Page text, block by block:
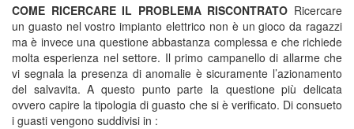
COME RICERCARE IL PROBLEMA RISCONTRATO Ricercare
un guasto nel vostro impianto elettrico non è un gioco da ragazzi
ma è invece una questione abbastanza complessa e che richiede
molta esperienza nel settore. Il primo campanello di allarme che
vi segnala la presenza di anomalie è sicuramente l’azionamento
del salvavita. A questo punto parte la questione più delicata
ovvero capire la tipologia di guasto che si è verificato. Di consueto
i guasti vengono suddivisi in :